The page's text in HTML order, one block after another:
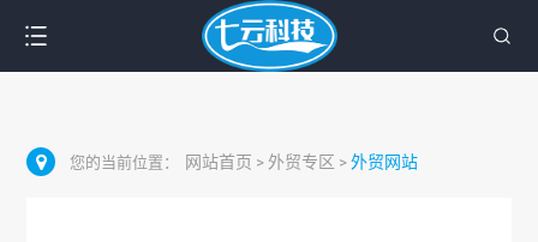
您的当前位置： 网站首页 > 外贸专区 >外贸网站